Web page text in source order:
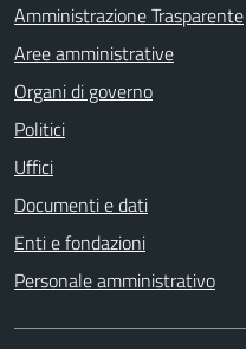
Amministrazione Trasparente
Aree amministrative
Organi di governo
Politici
Uffici
Documenti e dati
Enti e fondazioni
Personale amministrativo